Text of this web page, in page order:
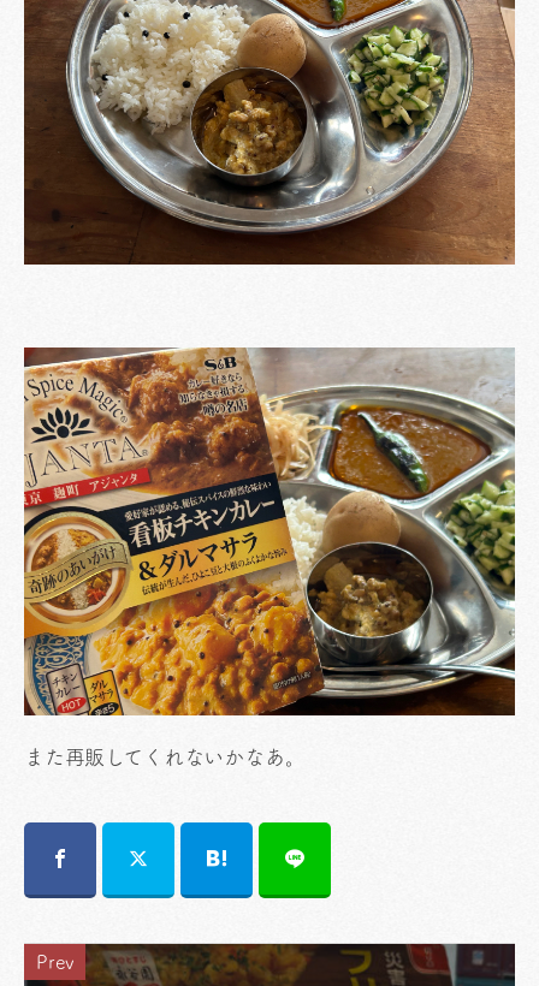
また再販してくれないかなあ。
Prev